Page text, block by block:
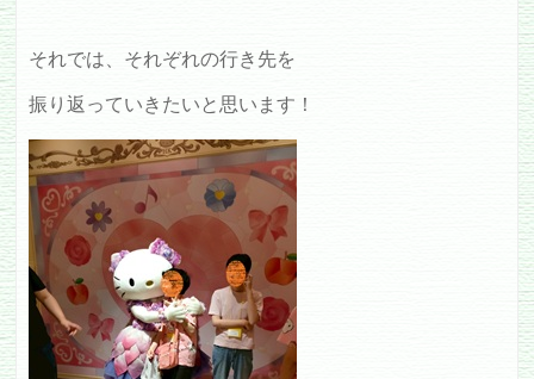
それでは、それぞれの行き先を
振り返っていきたいと思います！